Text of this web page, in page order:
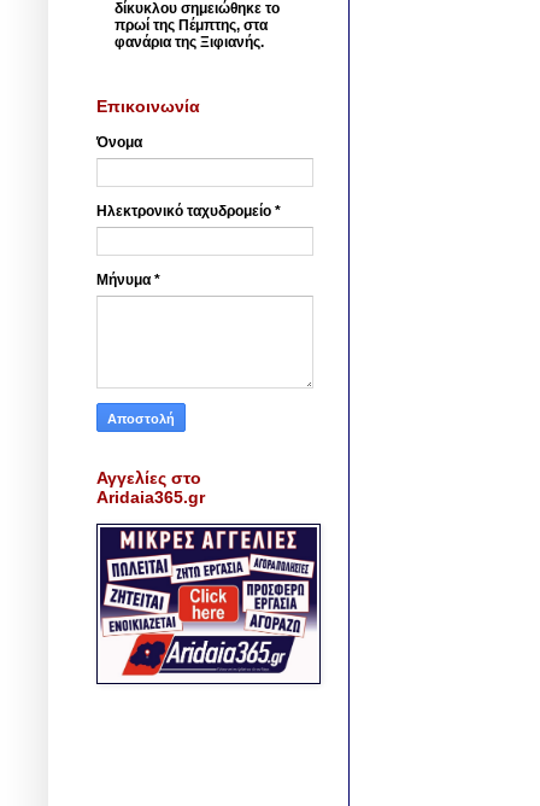
δίκυκλου σημειώθηκε το
πρωί της Πέμπτης, στα
φανάρια της Ξιφιανής.
Επικοινωνία
Όνομα
Ηλεκτρονικό ταχυδρομείο *
Μήνυμα *
Αγγελίες στο
Aridaia365.gr